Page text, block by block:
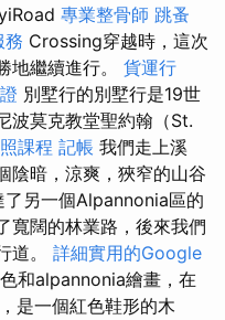
專業整骨師 跳蚤
務 Crossing穿越時，這次
地繼續進行。 貨運行
別墅行的別墅行是19世
波莫克教堂聖約翰（St.
課程 記帳 我們走上溪
陰暗，涼爽，狹窄的山谷
了另一個Alpannonia區的
寬闊的林業路，後來我們
道。 詳細實用的Google
和alpannonia繪畫，在
是一個紅色鞋形的木